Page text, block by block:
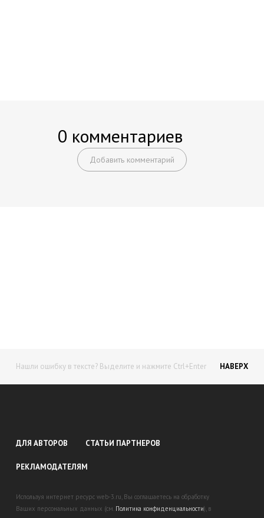
0 комментариев
Добавить комментарий
Нашли ошибку в тексте? Выделите и нажмите Ctrl+Enter НАВЕРХ
ДЛЯ АВТОРОВ СТАТЬИ ПАРТНЕРОВ
РЕКЛАМОДАТЕЛЯМ
Используя интернет ресурс web-3.ru, Вы соглашаетесь на обработку
Ваших персональных данных (см. Политика конфиденциальности), в